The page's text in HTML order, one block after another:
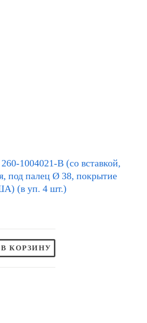
1004021-В (со вставкой,
под палец Ø 38, покрытие
(в уп. 4 шт.)
В КОРЗИНУ